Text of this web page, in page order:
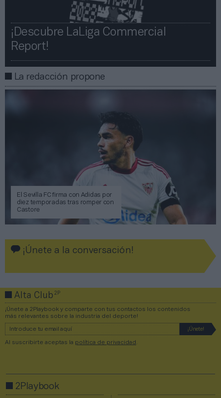
¡Descubre LaLiga Commercial
Report!​​
La redacción propone
El Sevilla FC firma con Adidas por
diez temporadas tras romper con
Castore
¡Únete a la conversación!
Alta Club2P
¡Únete a 2Playbook y comparte con tus contactos los contenidos
más relevantes sobre la industria del deporte!
Al suscribirte aceptas la política de privacidad
2Playbook